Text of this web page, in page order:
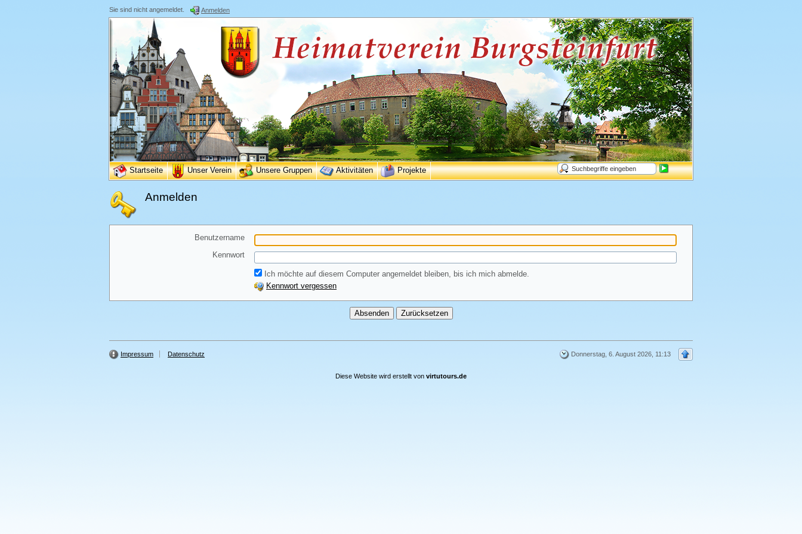
Sie sind nicht angemeldet. Anmelden
Startseite Unser Verein Unsere Gruppen Aktivitäten Projekte
Anmelden
Benutzername
Kennwort
Ich möchte auf diesem Computer angemeldet bleiben, bis ich mich abmelde.
Kennwort vergessen
Impressum Datenschutz Donnerstag, 6. August 2026, 11:13
Diese Website wird erstellt von virtutours.de